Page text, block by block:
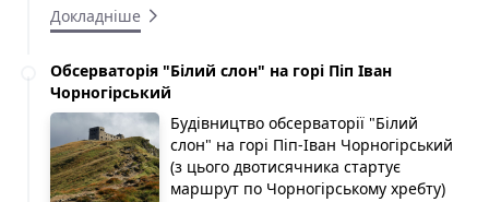
Докладніше
Обсерваторія "Білий слон" на горі Піп Іван
Чорногірський
Будівництво обсерваторії "Білий
слон" на горі Піп-Іван Чорногірський
(з цього двотисячника стартує
маршрут по Чорногірському хребту)